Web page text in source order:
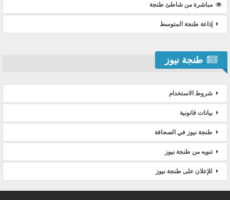
مباشرة من شاطئ طنجة
إذاعة طنجة المتوسط
طنجة نيوز
شروط الاستخدام
بيانات قانونية
طنجة نيوز في الصحافة
تنويه من طنجة نيوز
للإعلان على طنجة نيوز